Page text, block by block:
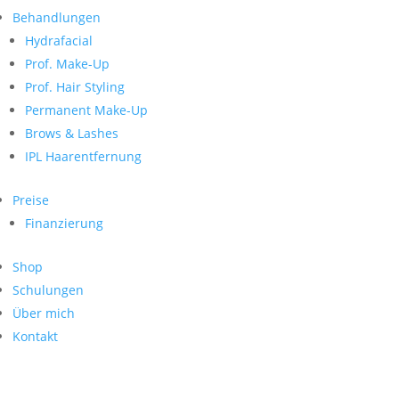
Behandlungen
Hydrafacial
Prof. Make-Up
Prof. Hair Styling
Permanent Make-Up
Brows & Lashes
IPL Haarentfernung
Preise
Finanzierung
Shop
Schulungen
Über mich
Kontakt
nach:
Neueste Kommentare
Archiv
Kategorien
Keine Kategorien
Meta
Anmelden
Feed der Einträge
WordPress.org
Search
nach:
Archive
Kontakt
Impressum
Datenschutz